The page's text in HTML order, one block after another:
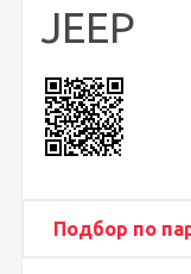
JEEP
Подбор по